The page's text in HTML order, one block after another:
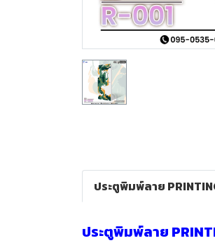
ประตูพิมพ์ลาย
ประตูพิมพ์ลาย